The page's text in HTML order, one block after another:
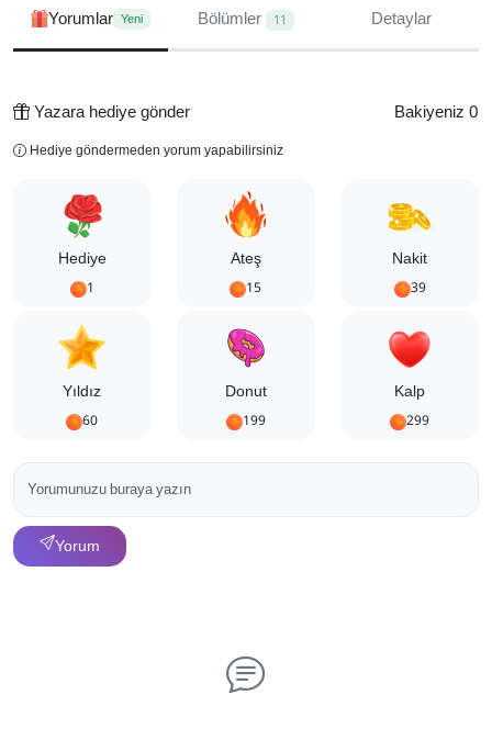
Yorumlar Yeni Bölümler 11 Detaylar
Yazara hediye gönder Bakiyeniz 0
Hediye göndermeden yorum yapabilirsiniz
Hediye
1
Ateş
15
Nakit
39
Yıldız
60
Donut
199
Kalp
299
Yorum